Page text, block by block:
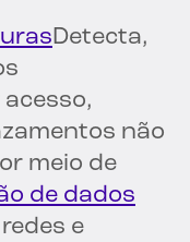
Detecta,
não
meio de
de dados
e